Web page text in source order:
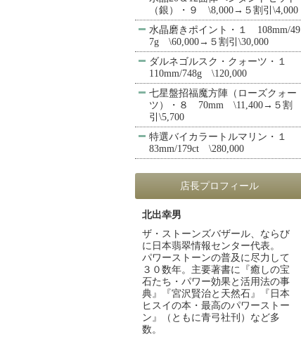
（銀）・９ \8,000→５割引\4,000
水晶磨きポイント・１ 108mm/49
7g \60,000→５割引\30,000
ダルネゴルスク・クォーツ・１
110mm/748g \120,000
七星盤招福魔方陣（ローズクォー
ツ）・８ 70mm \11,400→５割
引\5,700
特選バイカラートルマリン・１
83mm/179ct \280,000
店長プロフィール
北出幸男
ザ・ストーンズバザール、ならび
に日本翡翠情報センター代表。
パワーストーンの普及に尽力して
３０数年。主要著書に『癒しの宝
石たち・パワー効果と活用法の事
典』『宮沢賢治と天然石』『日本
ヒスイの本・最高のパワーストー
ン』（ともに青弓社刊）など多
数。